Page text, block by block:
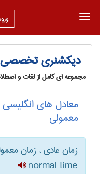
دیکشنری تخصصی
مجموعه ای کامل از لغات و
معادل های انگلیسی
معمولی
زمان عادی ، زمان
normal time